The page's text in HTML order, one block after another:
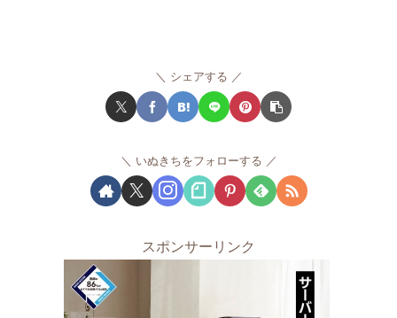
シェアする
いぬきちをフォローする
スポンサーリンク